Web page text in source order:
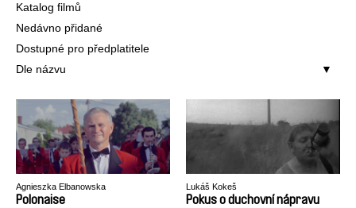
Katalog filmů
Nedávno přidané
Dostupné pro předplatitele
Dle názvu
Agnieszka Elbanowska
Polonaise
Lukáš Kokeš
Pokus o duchovní nápravu